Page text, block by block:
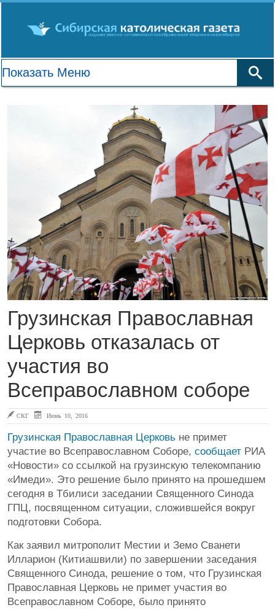
Грузинская Православная
Церковь отказалась от
участия во
Всеправославном соборе
СКГ Июнь 10, 2016
Грузинская Православная Церковь не примет
участие во Всеправославном Соборе, сообщает РИА
«Новости» со ссылкой на грузинскую телекомпанию
«Имеди». Это решение было принято на прошедшем
сегодня в Тбилиси заседании Священного Синода
ГПЦ, посвященном ситуации, сложившейся вокруг
подготовки Собора.
Как заявил митрополит Местии и Земо Сванети
Илларион (Китиашвили) по завершении заседания
Священного Синода, решение о том, что Грузинская
Православная Церковь не примет участия во
Всеправославном Соборе, было принято